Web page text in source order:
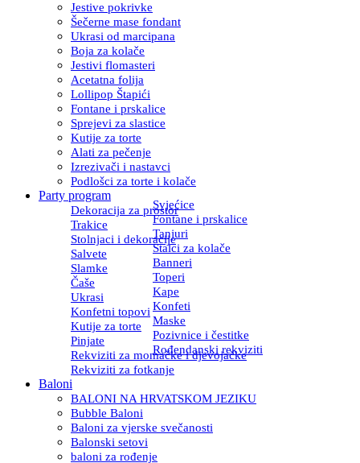
Jestive pokrivke
Šečerne mase fondant
Ukrasi od marcipana
Boja za kolače
Jestivi flomasteri
Acetatna folija
Lollipop Štapići
Fontane i prskalice
Sprejevi za slastice
Kutije za torte
Alati za pečenje
Izrezivači i nastavci
Podlošci za torte i kolače
Party program
Dekoracija za prostor
Svjećice
Trakice
Fontane i prskalice
Stolnjaci i dekoracije
Tanjuri
Salvete
Stalci za kolače
Slamke
Banneri
Čaše
Toperi
Ukrasi
Kape
Konfetni topovi Konfeti
Kutije za torte
Maske
Pinjate
Pozivnice i čestitke
Rekviziti za momačke i djevojačke
Rođendanski rekviziti
Rekviziti za fotkanje
Baloni
BALONI NA HRVATSKOM JEZIKU
Bubble Baloni
Baloni za vjerske svečanosti
Balonski setovi
baloni za rođenje